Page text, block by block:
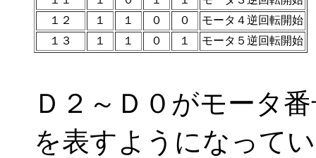
１２
１ １ ０ ０
モータ４逆回転開始
１３
１ １ ０ １ モータ５逆回転開始
Ｄ２～Ｄ０がモータ
を表すようになって